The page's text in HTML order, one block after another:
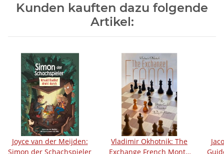
Kunden kauften dazu folgende
Artikel:
Joyce van der Meijden:
Simon der Schachspieler
Vladimir Okhotnik: The
Exchange French Monte